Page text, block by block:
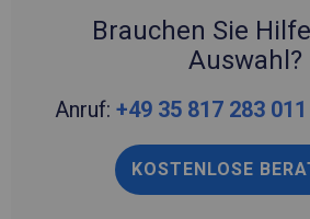
Brauchen Sie
Auswahl?
Anruf: +49 35 817 283 011
KOSTENLOSE